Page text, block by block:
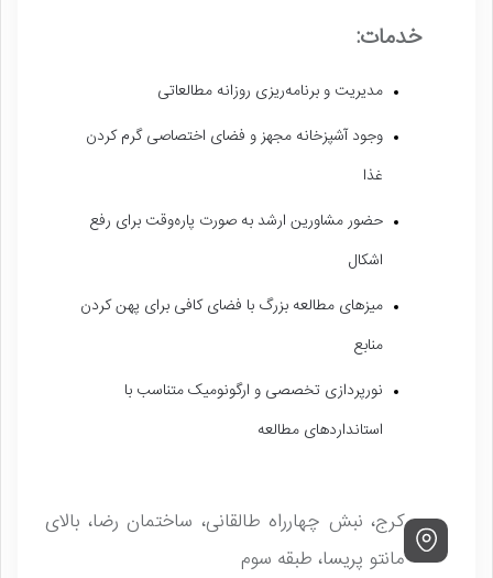
خدمات:
مدیریت و برنامه‌ریزی روزانه مطالعاتی
وجود آشپزخانه مجهز و فضای اختصاصی گرم کردن
غذا
حضور مشاورین ارشد به صورت پاره‌وقت برای رفع
اشکال
میزهای مطالعه بزرگ با فضای کافی برای پهن کردن
منابع
نورپردازی تخصصی و ارگونومیک متناسب با
استانداردهای مطالعه
کرج، نبش چهارراه طالقانی، ساختمان رضا، بالای
مانتو پریسا، طبقه سوم